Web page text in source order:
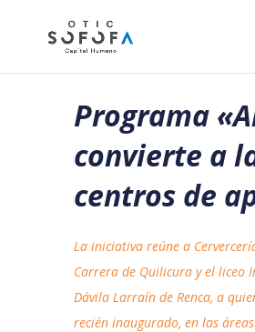
Programa
convierte a
centros de
La iniciativa reúne a
Carrera de Quilicura y el liceo
Dávila Larraín de Renca, a
recién inaugurado, en las